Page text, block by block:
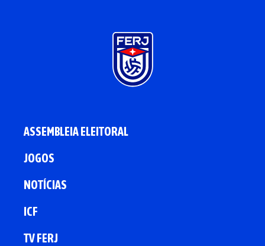
ASSEMBLEIA ELEITORAL
JOGOS
NOTÍCIAS
ICF
TV FERJ